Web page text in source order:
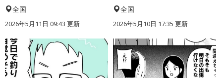
全国
2026年5月11日 09:43 更新
全国
2026年5月10日 17:35 更新